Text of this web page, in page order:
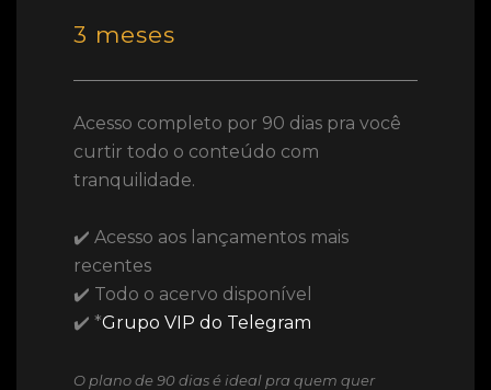
3 meses
Acesso completo por 90 dias pra você
curtir todo o conteúdo com
tranquilidade.
✔️ Acesso aos lançamentos mais
recentes
✔️ Todo o acervo disponível
✔️ *Grupo VIP do Telegram
O plano de 90 dias é ideal pra quem quer